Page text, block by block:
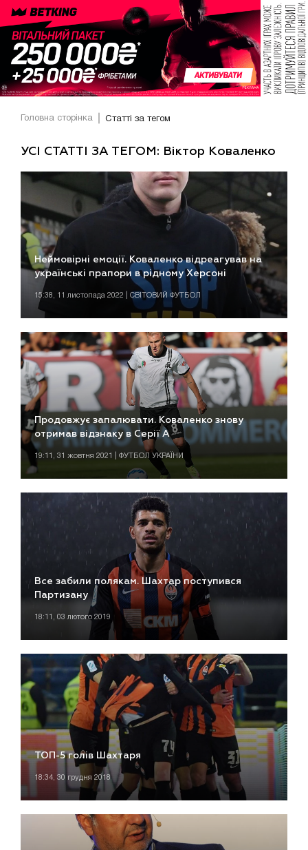
Головна сторінка Статті за тегом
УСІ СТАТТІ ЗА ТЕГОМ: Віктор Коваленко
Неймовірні емоції. Коваленко відреагував на
українські прапори в рідному Херсоні
15:38, 11 листопада 2022 | СВІТОВИЙ ФУТБОЛ
Продовжує запалювати. Коваленко знову
отримав відзнаку в Серії А
19:11, 31 жовтня 2021 | ФУТБОЛ УКРАЇНИ
Все забили полякам. Шахтар поступився
Партизану
18:11, 03 лютого 2019
ТОП-5 голів Шахтаря
18:34, 30 грудня 2018